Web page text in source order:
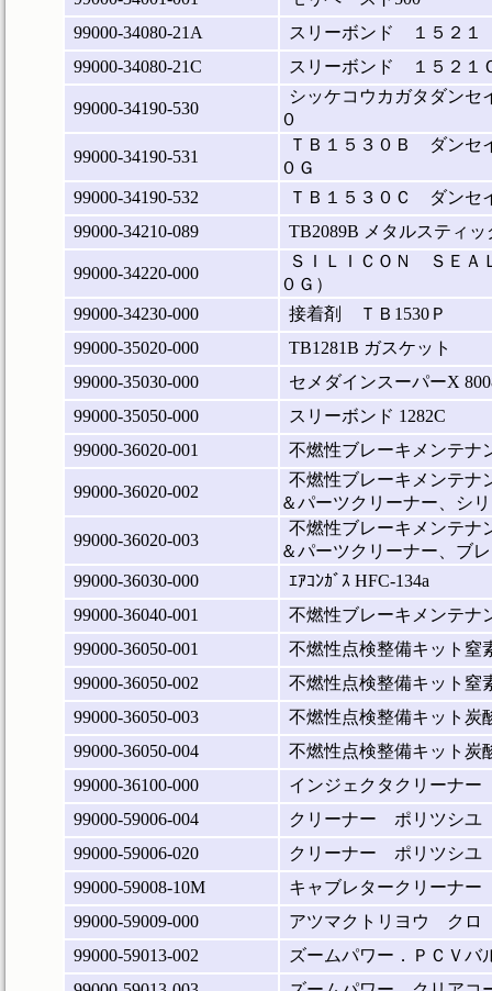
99000-34080-21A
スリーボンド １５２１
99000-34080-21C
スリーボンド １５２１
99000-34190-530
シッケコウカガタダンセ
０
99000-34190-531
ＴＢ１５３０Ｂ ダンセ
０Ｇ
99000-34190-532
ＴＢ１５３０Ｃ ダンセ
99000-34210-089
TB2089B メタルスティッ
99000-34220-000
ＳＩＬＩＣＯＮ ＳＥＡ
０Ｇ）
99000-34230-000
接着剤 ＴＢ1530Ｐ
99000-35020-000
TB1281B ガスケット
99000-35030-000
セメダインスーパーX
99000-35050-000
スリーボンド 1282C
99000-36020-001
不燃性ブレーキメンテナ
99000-36020-002
不燃性ブレーキメンテナ
＆パーツクリーナー、シ
99000-36020-003
不燃性ブレーキメンテナ
＆パーツクリーナー、ブ
99000-36030-000
ｴｱｺﾝｶﾞｽ HFC-134a
99000-36040-001
不燃性ブレーキメンテナ
99000-36050-001
不燃性点検整備キット
99000-36050-002
不燃性点検整備キット
99000-36050-003
不燃性点検整備キット
99000-36050-004
不燃性点検整備キット
99000-36100-000
インジェクタクリーナー
99000-59006-004
クリーナー ポリツシユ
99000-59006-020
クリーナー ポリツシユ
99000-59008-10M
キャブレタークリーナー
99000-59009-000
アツマクトリヨウ クロ
99000-59013-002
ズームパワー．ＰＣＶ